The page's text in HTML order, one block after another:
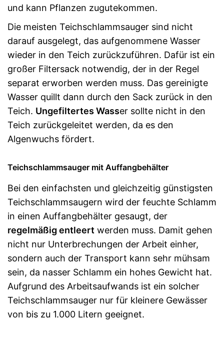
und kann Pflanzen zugutekommen.
Die meisten Teichschlammsauger sind nicht
darauf ausgelegt, das aufgenommene Wasser
wieder in den Teich zurückzuführen. Dafür ist ein
großer Filtersack notwendig, der in der Regel
separat erworben werden muss. Das gereinigte
Wasser quillt dann durch den Sack zurück in den
Teich. Ungefiltertes Wasser sollte nicht in den
Teich zurückgeleitet werden, da es den
Algenwuchs fördert.
Teichschlammsauger mit Auffangbehälter
Bei den einfachsten und gleichzeitig günstigsten
Teichschlammsaugern wird der feuchte Schlamm
in einen Auffangbehälter gesaugt, der
regelmäßig entleert werden muss. Damit gehen
nicht nur Unterbrechungen der Arbeit einher,
sondern auch der Transport kann sehr mühsam
sein, da nasser Schlamm ein hohes Gewicht hat.
Aufgrund des Arbeitsaufwands ist ein solcher
Teichschlammsauger nur für kleinere Gewässer
von bis zu 1.000 Litern geeignet.